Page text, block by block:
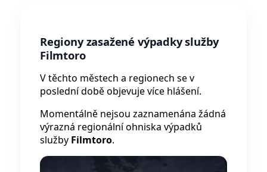
Regiony zasažené výpadky služby
Filmtoro
V těchto městech a regionech se v
poslední době objevuje více hlášení.
Momentálně nejsou zaznamenána žádná
výrazná regionální ohniska výpadků
služby Filmtoro.